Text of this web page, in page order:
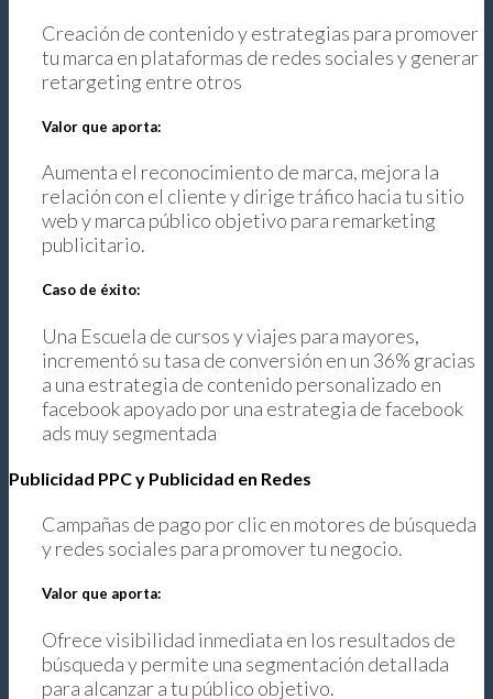
Creación de contenido y estrategias para promover
tu marca en plataformas de redes sociales y generar
retargeting entre otros
Valor que aporta:
Aumenta el reconocimiento de marca, mejora la
relación con el cliente y dirige tráfico hacia tu sitio
web y marca público objetivo para remarketing
publicitario.
Caso de éxito:
Una Escuela de cursos y viajes para mayores,
incrementó su tasa de conversión en un 36% gracias
a una estrategia de contenido personalizado en
facebook apoyado por una estrategia de facebook
ads muy segmentada
Publicidad PPC y Publicidad en Redes
Campañas de pago por clic en motores de búsqueda
y redes sociales para promover tu negocio.
Valor que aporta:
Ofrece visibilidad inmediata en los resultados de
búsqueda y permite una segmentación detallada
para alcanzar a tu público objetivo.